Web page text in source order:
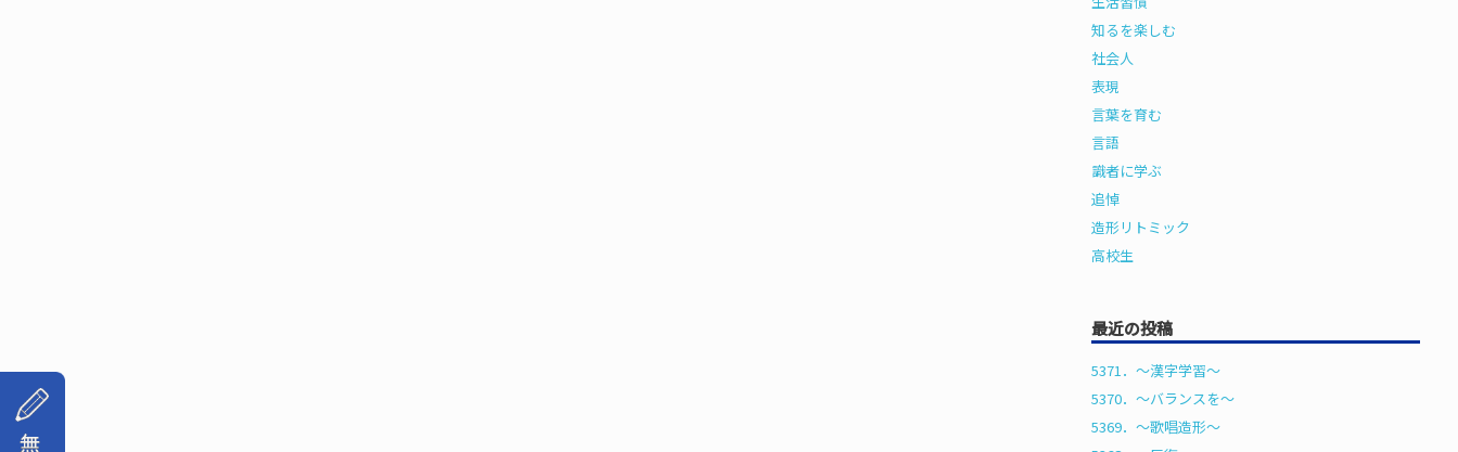
知るを楽しむ
社会人
表現
言葉を育む
言語
識者に学ぶ
追悼
造形リトミック
高校生
最近の投稿
5371．～漢字学習〜
5370．～バランスを〜
5369．～歌唱造形〜